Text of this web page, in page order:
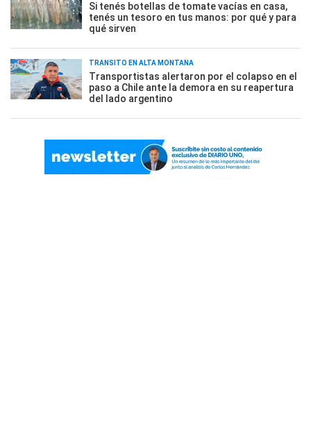
Si tenés botellas de tomate vacías en casa,
tenés un tesoro en tus manos: por qué y para
qué sirven
TRÁNSITO EN ALTA MONTAÑA
Transportistas alertaron por el colapso en el
paso a Chile ante la demora en su reapertura
del lado argentino